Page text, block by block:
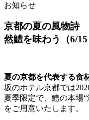
お知らせ
京都の夏の風物詩
然鱧を味わう（6/15
夏の京都を代表する食
坂のホテル京都では
夏季限定で、鱧の本場
をご用意いたします。